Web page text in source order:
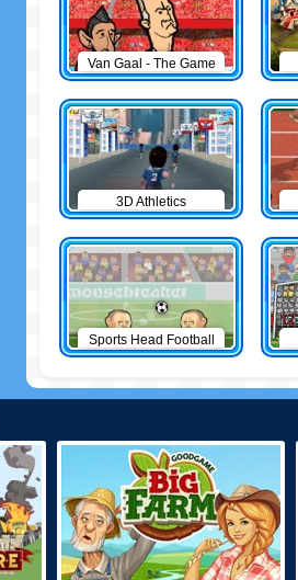
Van Gaal - The Game
3D Athletics
Sports Head Football